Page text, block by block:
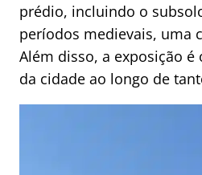
prédio, incluindo o
períodos medievais, uma
Além disso, a exposição
da cidade ao longo de